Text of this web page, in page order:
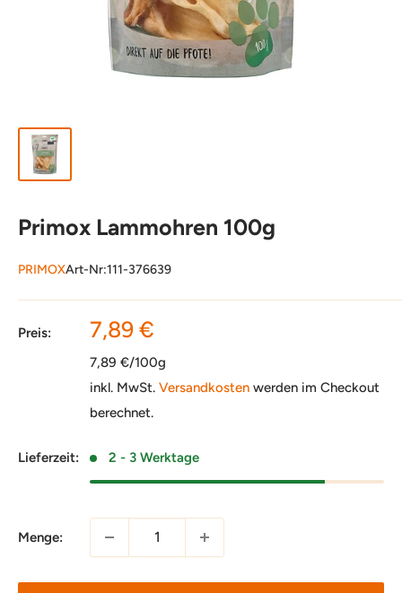
Primox Lammohren 100g
PRIMOXArt-Nr:111-376639
Preis: Sonderpreis
7,89 €
7,89 €/100g
inkl. MwSt. Versandkosten werden im Checkout
berechnet.
Lieferzeit: 2 - 3 Werktage
Menge: